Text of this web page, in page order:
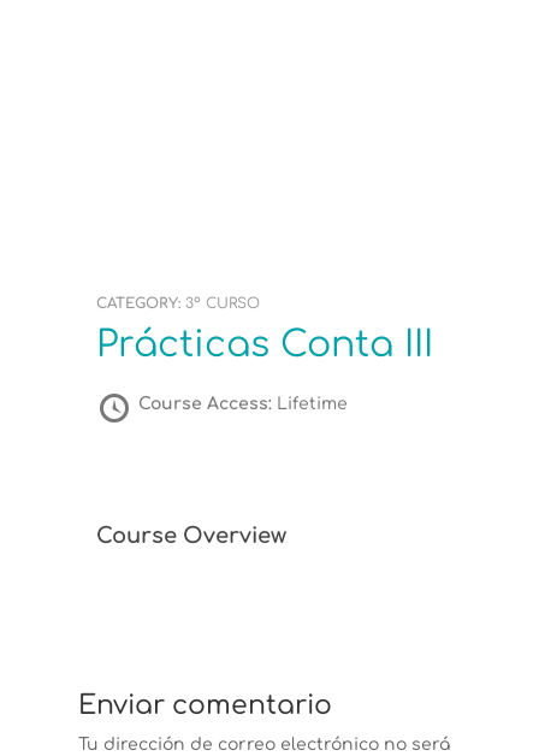
CATEGORY: 3º CURSO
Prácticas Conta III
Course Access: Lifetime
Course Overview
Enviar comentario
Tu dirección de correo electrónico no será